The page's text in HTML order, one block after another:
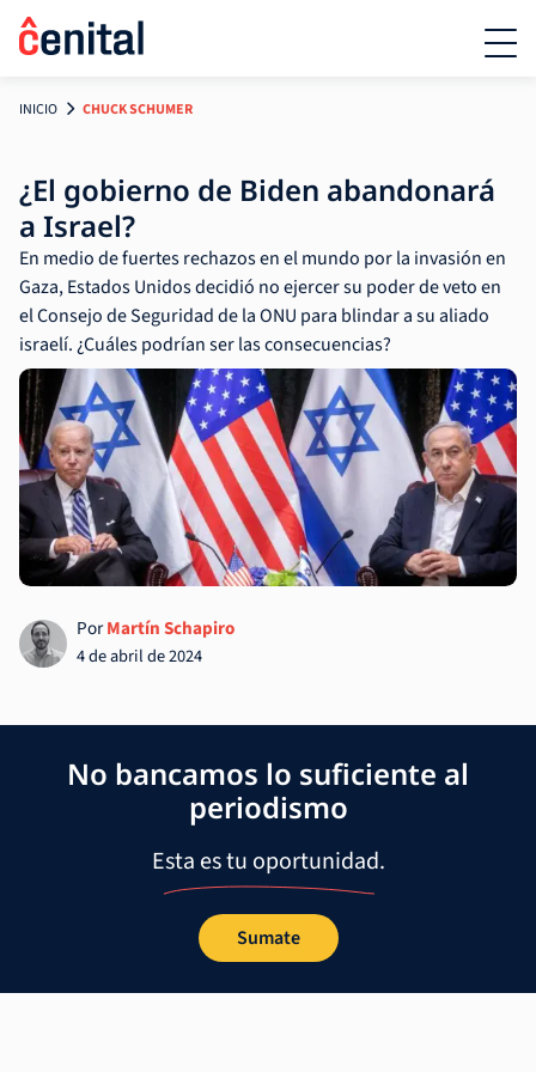
INICIO CHUCK SCHUMER
¿El gobierno de Biden abandonará
a Israel?
En medio de fuertes rechazos en el mundo por la invasión en
Gaza, Estados Unidos decidió no ejercer su poder de veto en
el Consejo de Seguridad de la ONU para blindar a su aliado
israelí. ¿Cuáles podrían ser las consecuencias?
PorMartín Schapiro
4 de abril de 2024
No bancamos lo suficiente al
periodismo
Esta es tu oportunidad.
Sumate